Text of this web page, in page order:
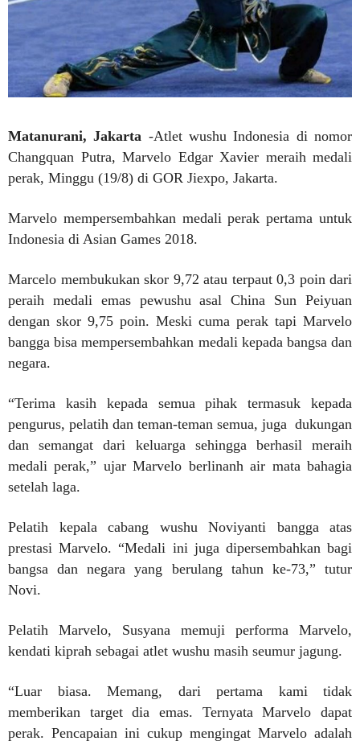
Matanurani, Jakarta -Atlet wushu Indonesia di nomor
Changquan Putra, Marvelo Edgar Xavier meraih medali
perak, Minggu (19/8) di GOR Jiexpo, Jakarta.
Marvelo mempersembahkan medali perak pertama untuk
Indonesia di Asian Games 2018.
Marcelo membukukan skor 9,72 atau terpaut 0,3 poin dari
peraih medali emas pewushu asal China Sun Peiyuan
dengan skor 9,75 poin. Meski cuma perak tapi Marvelo
bangga bisa mempersembahkan medali kepada bangsa dan
negara.
“Terima kasih kepada semua pihak termasuk kepada
pengurus, pelatih dan teman-teman semua, juga dukungan
dan semangat dari keluarga sehingga berhasil meraih
medali perak,” ujar Marvelo berlinanh air mata bahagia
setelah laga.
Pelatih kepala cabang wushu Noviyanti bangga atas
prestasi Marvelo. “Medali ini juga dipersembahkan bagi
bangsa dan negara yang berulang tahun ke-73,” tutur
Novi.
Pelatih Marvelo, Susyana memuji performa Marvelo,
kendati kiprah sebagai atlet wushu masih seumur jagung.
“Luar biasa. Memang, dari pertama kami tidak
memberikan target dia emas. Ternyata Marvelo dapat
perak. Pencapaian ini cukup mengingat Marvelo adalah